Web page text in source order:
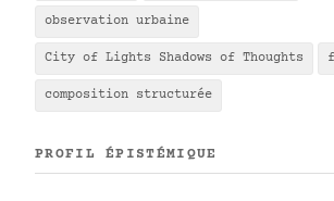
observation urbaine
City of Lights Shadows of Thoughts
composition structurée
PROFIL ÉPISTÉMIQUE